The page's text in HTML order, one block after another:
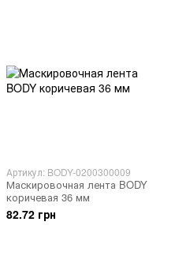
Артикул: BODY-0200300009
Маскировочная лента BODY
коричевая 36 мм
82.72 грн